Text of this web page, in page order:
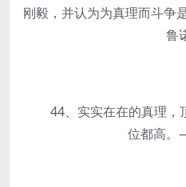
刚毅，并认为为真理而斗
鲁
44、实实在在的真理，
位都高